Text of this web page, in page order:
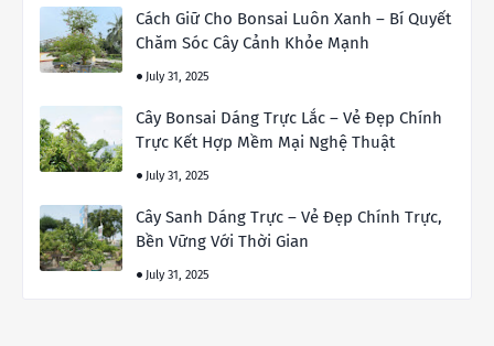
Cách Giữ Cho Bonsai Luôn Xanh – Bí Quyết
Chăm Sóc Cây Cảnh Khỏe Mạnh
July 31, 2025
Cây Bonsai Dáng Trực Lắc – Vẻ Đẹp Chính
Trực Kết Hợp Mềm Mại Nghệ Thuật
July 31, 2025
Cây Sanh Dáng Trực – Vẻ Đẹp Chính Trực,
Bền Vững Với Thời Gian
July 31, 2025